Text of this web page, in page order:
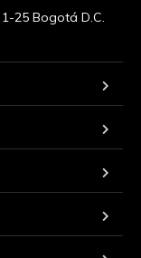
25 Bogotá D.C.